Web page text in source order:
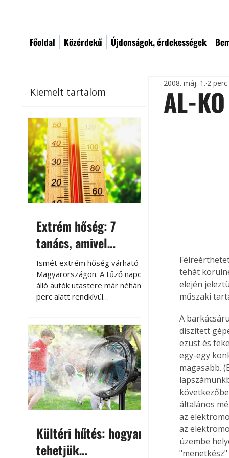
Főoldal Közérdekű Újdonságok, érdekességek
Kiemelt tartalom
Extrém hőség: 7
tanács, amivel
megóvhatjuk
autónkat a nyári
károktól
Ismét extrém hőség várható
Magyarországon. A tűző napon
álló autók utastere már néhány
perc alatt rendkívül
megközelítheti. Ez nemcsak a
beszállást teszi kellemetlenné,
hanem az autó állapotára és a
benne hagyott tárgyakra is
káros hatással lehet. Néhány
egyszerű óvintézkedéssel
azonban jelentősen
csökkenthetjük a hőség káros
Kültéri hűtés: hogyan
tehetjük
AL-
2008. máj. 1. 2
tehát
elején
műszaki
A
díszített
ezüst és
egy-egy
magasabb.
általános
az
az
üzembe